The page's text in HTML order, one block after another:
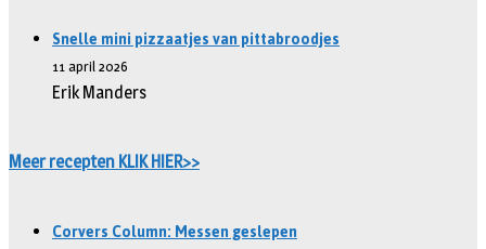
Snelle mini pizzaatjes van pittabroodjes
11 april 2026
Erik Manders
Meer recepten KLIK HIER>>
Corvers Column: Messen geslepen